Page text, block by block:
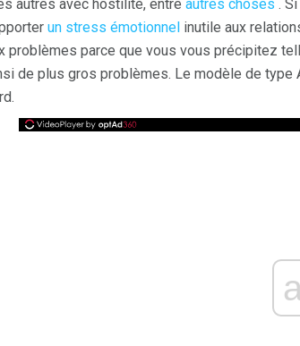
autres avec hostilité, entre autres choses .
un stress émotionnel inutile aux
problèmes parce que vous vous précipitez
de plus gros problèmes. Le modèle de type